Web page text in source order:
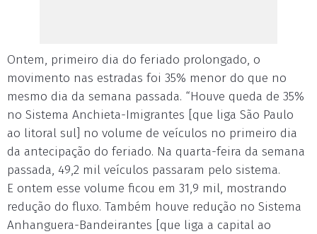
Ontem, primeiro dia do feriado prolongado, o
movimento nas estradas foi 35% menor do que no
mesmo dia da semana passada. “Houve queda de 35%
no Sistema Anchieta-Imigrantes [que liga São Paulo
ao litoral sul] no volume de veículos no primeiro dia
da antecipação do feriado. Na quarta-feira da semana
passada, 49,2 mil veículos passaram pelo sistema.
E ontem esse volume ficou em 31,9 mil, mostrando
redução do fluxo. Também houve redução no Sistema
Anhanguera-Bandeirantes [que liga a capital ao